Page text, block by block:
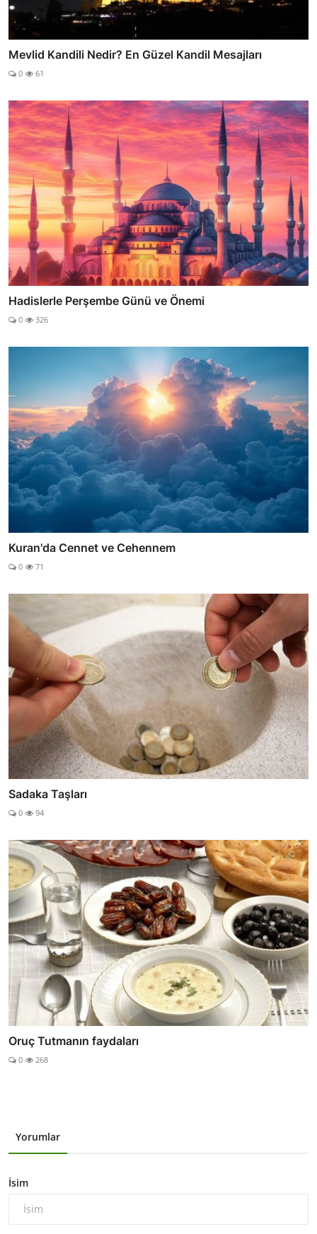
Mevlid Kandili Nedir? En Güzel Kandil Mesajları
0 61
Hadislerle Perşembe Günü ve Önemi
0 326
Kuran'da Cennet ve Cehennem
0 71
Sadaka Taşları
0 94
Oruç Tutmanın faydaları
0 268
Yorumlar
İsim